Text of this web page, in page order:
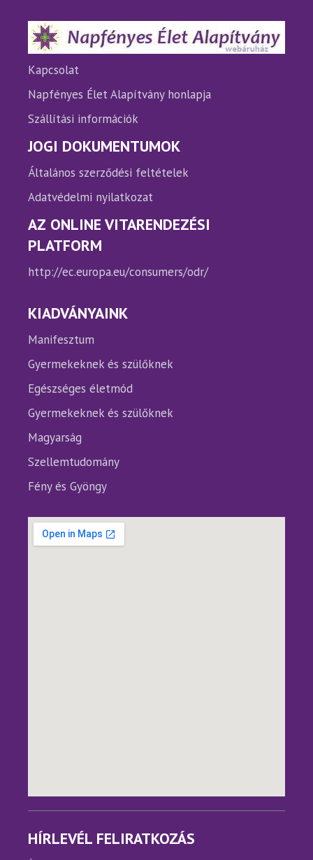
termékoldalon
választhatók
ki
ki
Kapcsolat
Napfényes Élet Alapítvány honlapja
Szállítási információk
JOGI DOKUMENTUMOK
Általános szerződési feltételek
Adatvédelmi nyilatkozat
AZ ONLINE VITARENDEZÉSI
PLATFORM
http://ec.europa.eu/consumers/odr/
KIADVÁNYAINK
Manifesztum
Gyermekeknek és szülőknek
Egészséges életmód
Gyermekeknek és szülőknek
Magyarság
Szellemtudomány
Fény és Gyöngy
HÍRLEVÉL FELIRATKOZÁS